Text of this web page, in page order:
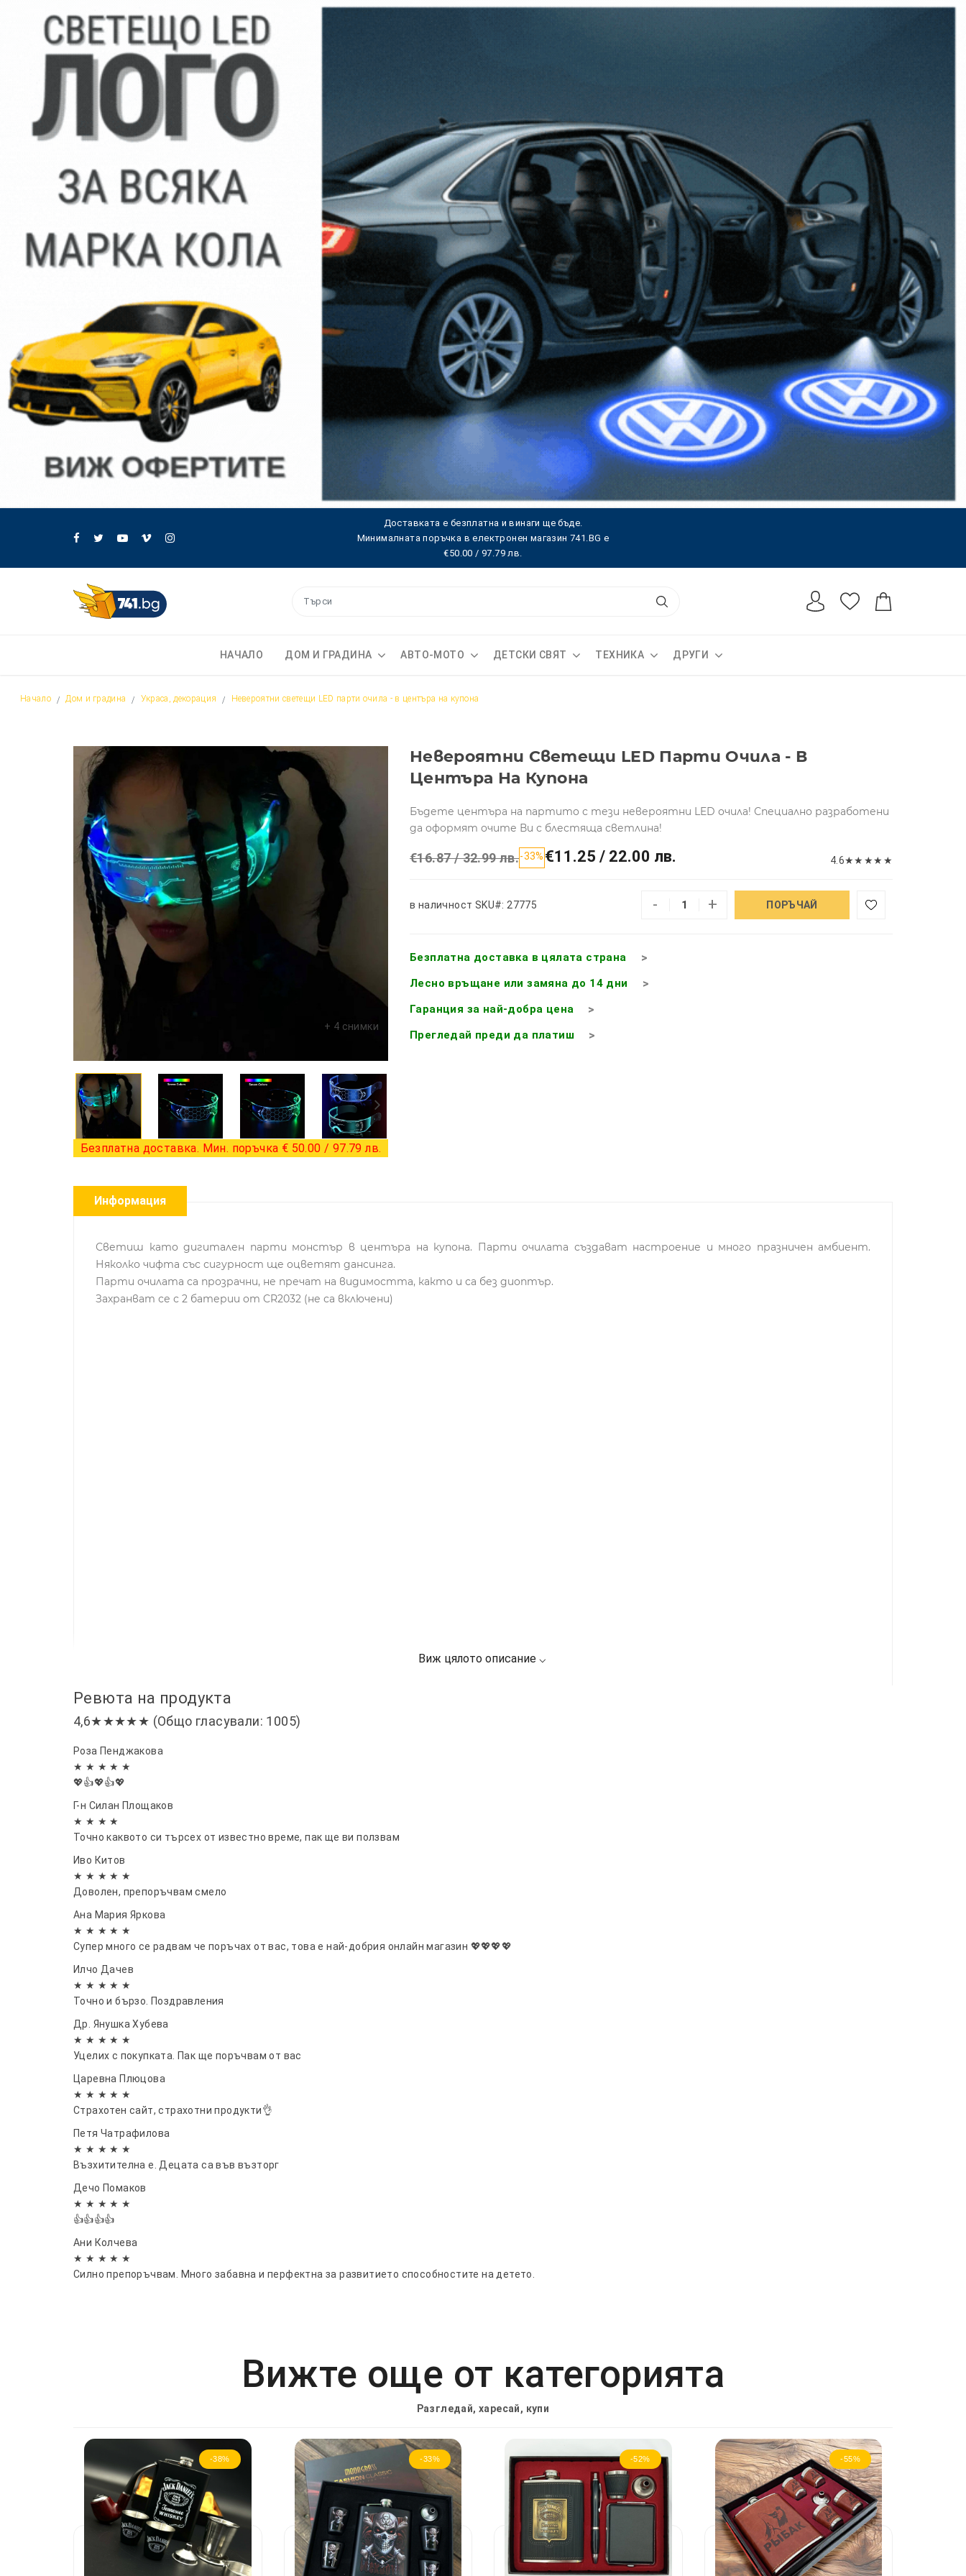
Доставката е безплатна и винаги ще бъде.
Минималната поръчка в електронен магазин 741.BG е
€50.00 / 97.79 лв.
НАЧАЛО ДОМ И ГРАДИНА АВТО-МОТО ДЕТСКИ СВЯТ ТЕХНИКА ДРУГИ
Начало Дом и градина Украса, декорация Невероятни светещи LED парти очила - в центъра на купона
+ 4 снимки
Безплатна доставка. Мин. поръчка € 50.00 / 97.79 лв.
Невероятни Светещи LED Парти Очила - В
Центъра На Купона
Бъдете центъра на партито с тези невероятни LED очила! Специално разработени
да оформят очите Ви с блестяща светлина!
€16.87 / 32.99 лв.-33% €11.25 / 22.00 лв. 4.6★★ ★★ ★
в наличност SKU#: 27775 - + ПОРЪЧАЙ
Безплатна доставка в цялата страна
Лесно връщане или замяна до 14 дни
Гаранция за най-добра цена
Прегледай преди да платиш
Информация
Светиш като дигитален парти монстър в центъра на купона. Парти очилата създават настроение и много празничен амбиент.
Няколко чифта със сигурност ще оцветят дансинга.
Парти очилата са прозрачни, не пречат на видимостта, както и са без диоптър.
Захранват се с 2 батерии от CR2032 (не са включени)
Ревюта на продукта
4,6★★★★★ (Общо гласували: 1005)
Роза Пенджакова
★ ★ ★ ★ ★
💖👍💖👍💖
Г-н Силан Площаков
★ ★ ★ ★
Точно каквото си търсех от известно време, пак ще ви ползвам
Иво Китов
★ ★ ★ ★ ★
Доволен, препоръчвам смело
Ана Мария Яркова
★ ★ ★ ★ ★
Супер много се радвам че поръчах от вас, това е най-добрия онлайн магазин 💖💖💖💖
Илчо Дачев
★ ★ ★ ★ ★
Точно и бързо. Поздравления
Др. Янушка Хубева
★ ★ ★ ★ ★
Уцелих с покупката. Пак ще поръчвам от вас
Царевна Плюцова
★ ★ ★ ★ ★
Страхотен сайт, страхотни продукти👌
Петя Чатрафилова
★ ★ ★ ★ ★
Възхитителна е. Децата са във възторг
Дечо Помаков
★ ★ ★ ★ ★
👍👍👍👍
Ани Колчева
★ ★ ★ ★ ★
Силно препоръчвам. Много забавна и перфектна за развитието способностите на детето.
Вижте още от категорията
Разгледай, харесай, купи
-38% -33% -52% -55%